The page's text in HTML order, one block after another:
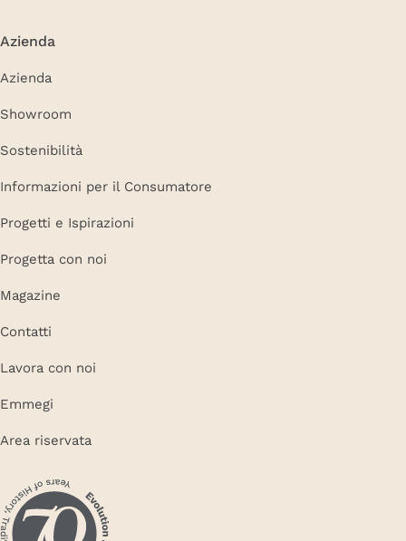
Azienda
Azienda
Showroom
Sostenibilità
Informazioni per il Consumatore
Progetti e Ispirazioni
Progetta con noi
Magazine
Contatti
Lavora con noi
Emmegi
Area riservata